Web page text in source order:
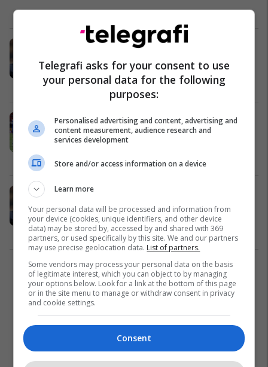
Chelsea përgatit revolucion në
skuadër pas triumfit në Botërorin
për Klube - 10 largime
Premier League 16/07/2025
Spastrim lojtarësh te Chelsea,
shtatë prej tyre do të largohen në
verë
Premier League 24/06/2025
Chelsea ofron shtatë lojtarë si pjesë
të marrëveshjes së shkëmbimit për
yllin 100 milionësh
Premier League 06/06/2025
1
Telegrafi asks for your consent to use
your personal data for the following
purposes:
Personalised advertising and content, advertising and
content measurement, audience research and
services development
Store and/or access information on a device
Learn more
Your personal data will be processed and information from
your device (cookies, unique identifiers, and other device
data) may be stored by, accessed by and shared with 369
partners, or used specifically by this site. We and our partners
may use precise geolocation data. List of partners.
Some vendors may process your personal data on the basis
of legitimate interest, which you can object to by managing
your options below. Look for a link at the bottom of this page
or in the site menu to manage or withdraw consent in privacy
and cookie settings.
Consent